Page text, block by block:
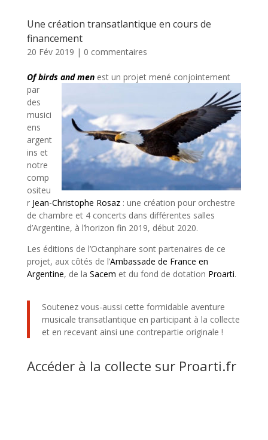
Une création transatlantique en cours de
financement
20 Fév 2019 | 0 commentaires
Of birds and menest un projet mené conjointement
par
des
musici
ens
argent
ins et
notre
comp
ositeu
r Jean-Christophe Rosaz: une création pour orchestre
de chambre et 4 concerts dans différentes salles
d’Argentine, à l’horizon fin 2019, début 2020.
Les éditions de l’Octanphare sont partenaires de ce
projet, aux côtés de l’Ambassade de France en
Argentine, de la Sacem et du fond de dotation Proarti.
Soutenez vous-aussi cette formidable aventure
musicale transatlantique en participant à la collecte
et en recevant ainsi une contrepartie originale !
Accéder à la collecte sur Proarti.fr